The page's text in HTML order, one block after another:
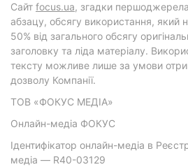
Cайт focus.ua, згадки
абзацу, обсягу використання,
50% від загального обсягу
заголовку та ліда матеріалу.
тексту можливе лише за умови
дозволу Компанії.
ТОВ «ФОКУС МЕДІА»
Онлайн-медіа ФОКУС
Ідентифікатор онлайн-медіа в
медіа — R40-03129